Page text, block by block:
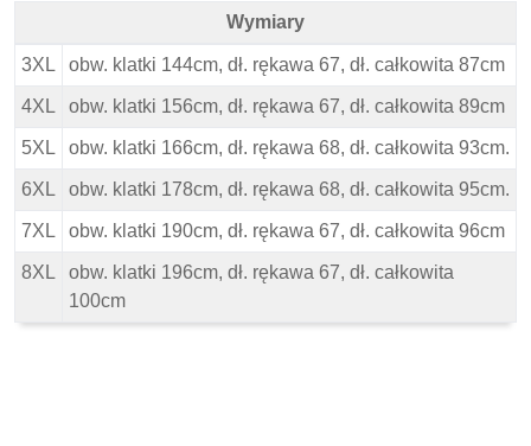
North 56 4 Duża Koszula - Wymiary
Wymiary
3XL obw. klatki 144cm, dł. rękawa 67, dł. całkowita 87cm
4XL obw. klatki 156cm, dł. rękawa 67, dł. całkowita 89cm
5XL obw. klatki 166cm, dł. rękawa 68, dł. całkowita 93cm.
6XL obw. klatki 178cm, dł. rękawa 68, dł. całkowita 95cm.
7XL obw. klatki 190cm, dł. rękawa 67, dł. całkowita 96cm
8XL
obw. klatki 196cm, dł. rękawa 67, dł. całkowita
100cm